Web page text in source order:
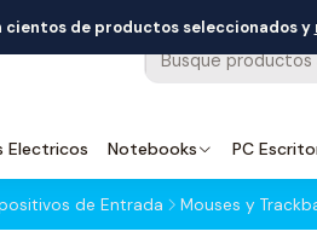
Electricos Notebooks PC
cientos de productos seleccionados y
de Entrada Mouses y